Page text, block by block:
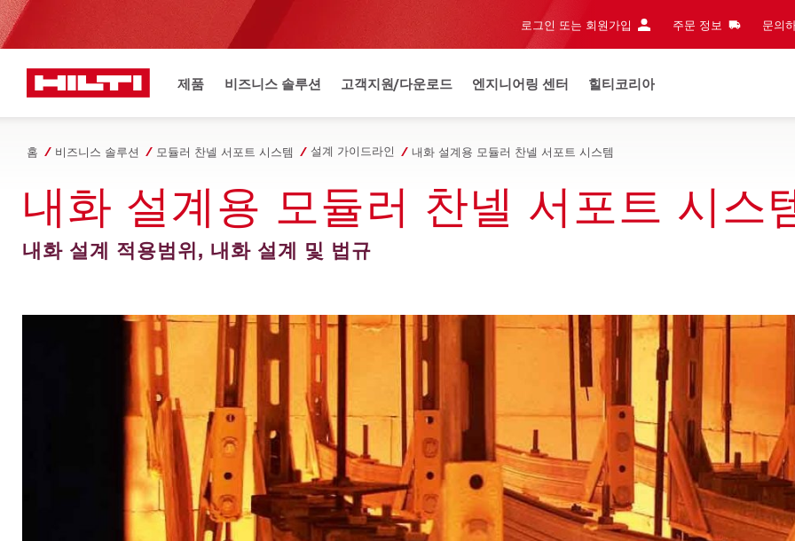
로그인 또는 회원가입 주문 정보 문의
제품 비즈니스 솔루션 고객지원/다운로드 엔지니어링 센터 힐티코리아
홈 비즈니스 솔루션 모듈러 찬넬 서포트 시스템 설계 가이드라인 내화 설계용 모듈러 찬넬 서포트 시스템
내화 설계용 모듈러 찬넬 서포트 시스
내화 설계 적용범위, 내화 설계 및 법규